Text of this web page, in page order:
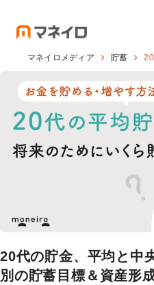
マネイロメディア 貯蓄
20代の貯金、平均と中
別の貯蓄目標＆資産形